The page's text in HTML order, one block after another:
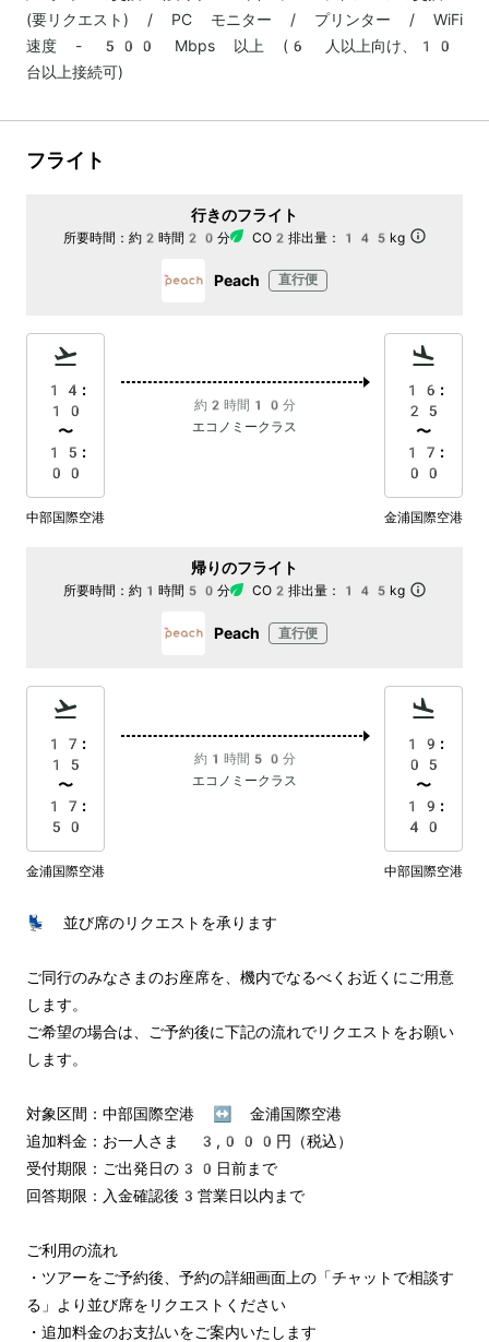
(要リクエスト) / PC モニター / プリンター / WiFi
速度 - 500 Mbps 以上 (6 人以上向け、10
台以上接続可)
フライト
行きのフライト
所要時間： 約2時間20分 CO2排出量： 145kg
Peach 直行便
14:
10
〜
15:
00
約2時間10分
エコノミークラス
16:
25
〜
17:
00
中部国際空港 金浦国際空港
帰りのフライト
所要時間： 約1時間50分 CO2排出量： 145kg
Peach 直行便
17:
15
〜
17:
50
約1時間50分
エコノミークラス
19:
05
〜
19:
40
金浦国際空港 中部国際空港
💺 並び席のリクエストを承ります
ご同行のみなさまのお座席を、機内でなるべくお近くにご用意
します。
ご希望の場合は、ご予約後に下記の流れでリクエストをお願い
します。
対象区間：中部国際空港 ↔︎ 金浦国際空港
追加料金：お一人さま 3,000円（税込）
受付期限：ご出発日の30日前まで
回答期限：入金確認後3営業日以内まで
ご利用の流れ
・ツアーをご予約後、予約の詳細画面上の「チャットで相談す
る」より並び席をリクエストください
・追加料金のお支払いをご案内いたします